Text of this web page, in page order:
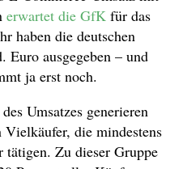
erwartet die GfK für das
haben die deutschen
Euro ausgegeben – und
ja erst noch.
Umsatzes generieren
die mindestens
tätigen. Zu dieser Gruppe